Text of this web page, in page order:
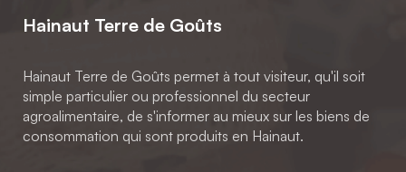
Hainaut Terre de Goûts
Hainaut Terre de Goûts permet à tout visiteur, qu'il soit
simple particulier ou professionnel du secteur
agroalimentaire, de s'informer au mieux sur les biens de
consommation qui sont produits en Hainaut.